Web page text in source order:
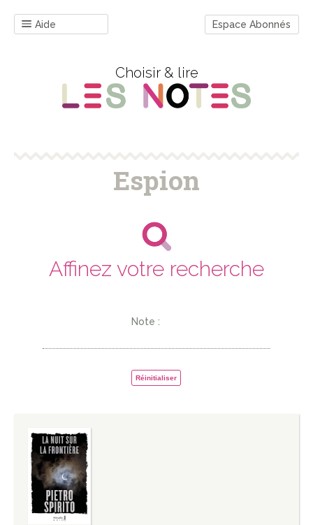
Aide Espace Abonnés
Choisir & lire
Espion
Affinez votre recherche
Note :
Réinitialiser